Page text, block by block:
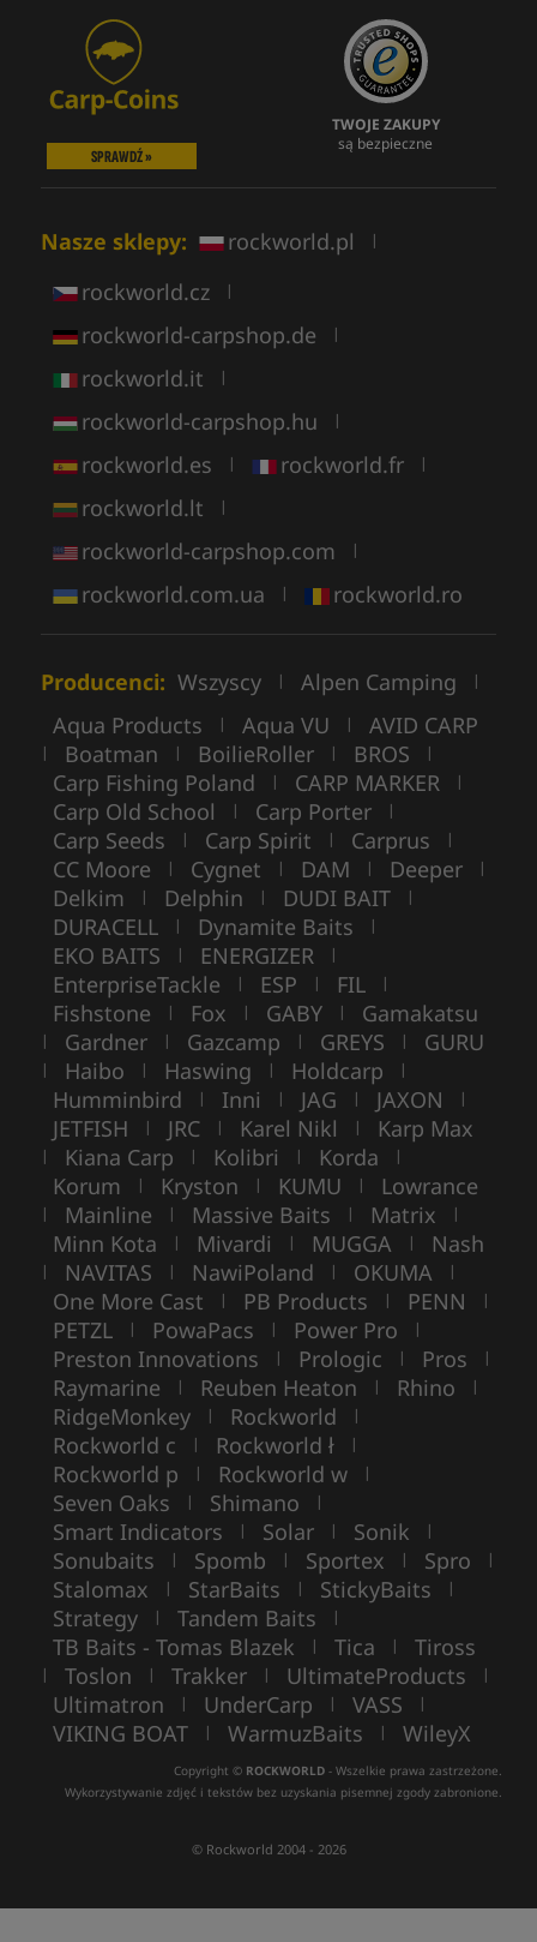
SPRAWDŹ »
TWOJE ZAKUPY
są bezpieczne
Nasze sklepy: rockworld.pl |
rockworld.cz |
rockworld-carpshop.de |
rockworld.it |
rockworld-carpshop.hu |
rockworld.es | rockworld.fr |
rockworld.lt |
rockworld-carpshop.com |
rockworld.com.ua | rockworld.ro
Producenci: Wszyscy | Alpen Camping |
Aqua Products | Aqua VU | AVID CARP
| Boatman | BoilieRoller | BROS |
Carp Fishing Poland | CARP MARKER |
Carp Old School | Carp Porter |
Carp Seeds | Carp Spirit | Carprus |
CC Moore | Cygnet | DAM | Deeper |
Delkim | Delphin | DUDI BAIT |
DURACELL | Dynamite Baits |
EKO BAITS | ENERGIZER |
EnterpriseTackle | ESP | FIL |
Fishstone | Fox | GABY | Gamakatsu
| Gardner | Gazcamp | GREYS | GURU
| Haibo | Haswing | Holdcarp |
Humminbird | Inni | JAG | JAXON |
JETFISH | JRC | Karel Nikl | Karp Max
| Kiana Carp | Kolibri | Korda |
Korum | Kryston | KUMU | Lowrance
| Mainline | Massive Baits | Matrix |
Minn Kota | Mivardi | MUGGA | Nash
| NAVITAS | NawiPoland | OKUMA |
One More Cast | PB Products | PENN |
PETZL | PowaPacs | Power Pro |
Preston Innovations | Prologic | Pros |
Raymarine | Reuben Heaton | Rhino |
RidgeMonkey | Rockworld |
Rockworld c | Rockworld ł |
Rockworld p | Rockworld w |
Seven Oaks | Shimano |
Smart Indicators | Solar | Sonik |
Sonubaits | Spomb | Sportex | Spro |
Stalomax | StarBaits | StickyBaits |
Strategy | Tandem Baits |
TB Baits - Tomas Blazek | Tica | Tiross
| Toslon | Trakker | UltimateProducts |
Ultimatron | UnderCarp | VASS |
VIKING BOAT | WarmuzBaits | WileyX
Copyright © ROCKWORLD - Wszelkie prawa zastrzeżone.
Wykorzystywanie zdjęć i tekstów bez uzyskania pisemnej zgody zabronione.
© Rockworld 2004 - 2026